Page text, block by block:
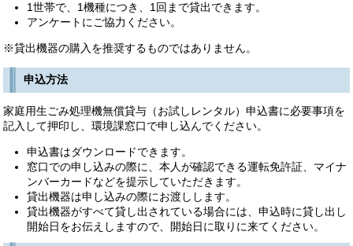
1世帯で、1機種につき、1回まで貸出できます。
アンケートにご協力ください。
※貸出機器の購入を推奨するものではありません。
申込方法
家庭用生ごみ処理機無償貸与（お試しレンタル）申込書に必要事項を
記入して押印し、環境課窓口で申し込んでください。
申込書はダウンロードできます。
窓口での申し込みの際に、本人が確認できる運転免許証、マイナ
ンバーカードなどを提示していただきます。
貸出機器は申し込みの際にお渡しします。
貸出機器がすべて貸し出されている場合には、申込時に貸し出し
開始日をお伝えしますので、開始日に取りに来てください。